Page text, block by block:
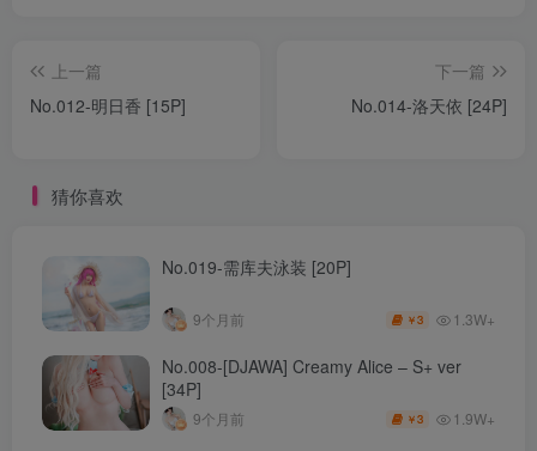
上一篇
No.012-明日香 [15P]
下一篇
No.014-洛天依 [24P]
猜你喜欢
No.019-需库夫泳装 [20P]
9个月前 ￥3 1.3W+
No.008-[DJAWA] Creamy Alice – S+ ver
[34P]
9个月前 ￥3 1.9W+